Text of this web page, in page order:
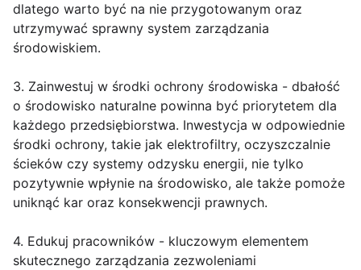
dlatego warto być na nie przygotowanym oraz
utrzymywać sprawny system zarządzania
środowiskiem.
3. Zainwestuj w środki ochrony środowiska - dbałość
o środowisko naturalne powinna być priorytetem dla
każdego przedsiębiorstwa. Inwestycja w odpowiednie
środki ochrony, takie jak elektrofiltry, oczyszczalnie
ścieków czy systemy odzysku energii, nie tylko
pozytywnie wpłynie na środowisko, ale także pomoże
uniknąć kar oraz konsekwencji prawnych.
4. Edukuj pracowników - kluczowym elementem
skutecznego zarządzania zezwoleniami